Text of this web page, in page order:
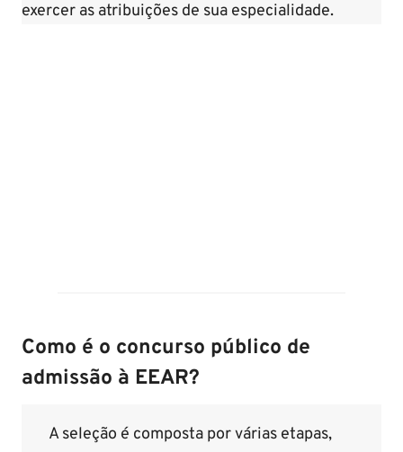
exercer as atribuições de sua especialidade.
Como é o concurso público de
admissão à EEAR?
A seleção é composta por várias etapas,